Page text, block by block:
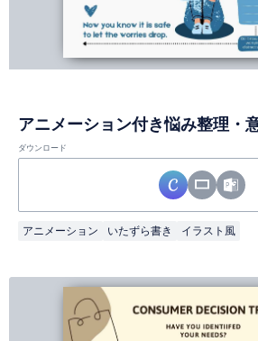
ダウンロード
アニメーション いたずら書き イラスト風